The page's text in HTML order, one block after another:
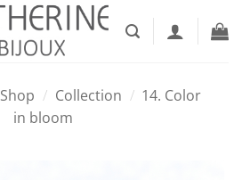
Shop / Collection / 14. Color
in bloom